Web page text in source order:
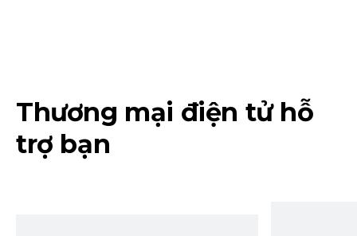
Thương mại điện tử hỗ
trợ bạn